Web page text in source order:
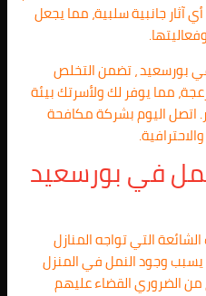
آثار جانبية سلبية، مما يجعل
بورسعيد ، تضمن التخلص
مما يوفر لك ولأسرتك بيئة
اتصل اليوم بشركة مكافحة
في بورسعيد
التي تواجه المنازل
وجود النمل في المنزل
من الضروري القضاء عليهم